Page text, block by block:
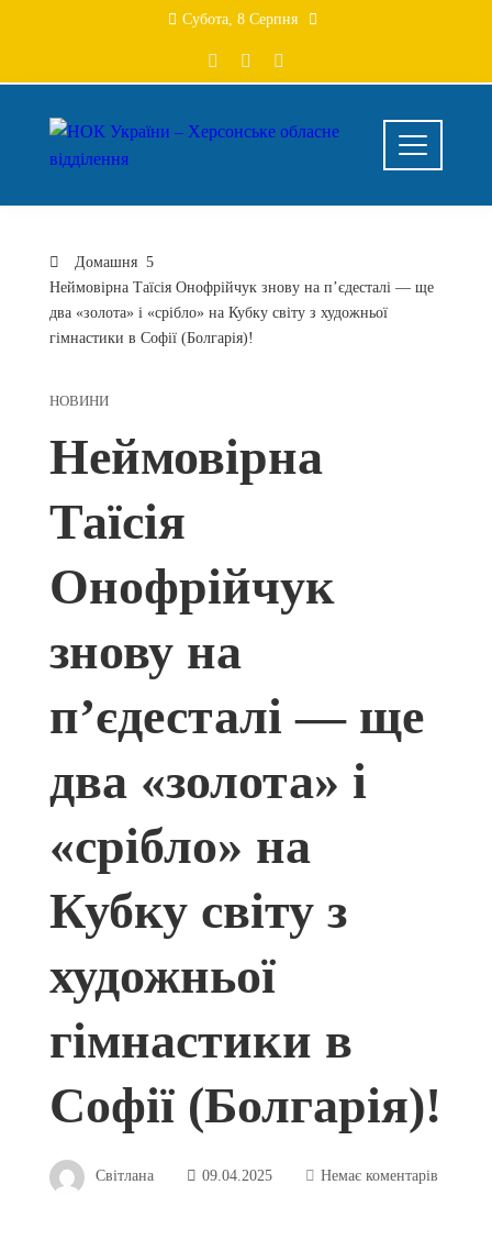
Субота, 8 Серпня
Домашня
Неймовірна Таїсія Онофрійчук знову на п’єдесталі — ще
два «золота» і «срібло» на Кубку світу з художньої
гімнастики в Софії (Болгарія)!
НОВИНИ
Неймовірна
Таїсія
Онофрійчук
знову на
п’єдесталі — ще
два «золота» і
«срібло» на
Кубку світу з
художньої
гімнастики в
Софії (Болгарія)!
Світлана 09.04.2025 Немає коментарів